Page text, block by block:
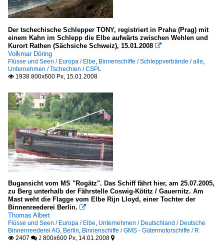
Der tschechische Schlepper TONY, registriert in Praha (Prag) mit
einem Kahn im Schlepp die Elbe aufwärts zwischen Wehlen und
Kurort Rathen (Sächsiche Schweiz), 15.01.2008 
Volkmar Döring
Flüsse und Seen / Europa / Elbe, Binnenschiffe / Schleppverbände / alle,
Unternehmen / Tschechien / CSPL
 1938 800x600 Px, 15.01.2008
Bugansicht vom MS "Rogätz". Das Schiff fährt hier, am 25.07.2005,
zu Berg unterhalb der Fährstelle Coswig-Kötitz / Gauernitz. Am
Mast weht die Flagge vom Elbe Rijn Lloyd, einer Tochter der
Binnenreederei Berlin. 
Thomas Albert
Flüsse und Seen / Europa / Elbe, Unternehmen / Deutschland / Deutsche
Binnenreederei AG, Berlin, Binnenschiffe / GMS - Gütermotorschiffe / R
 2407  2 800x600 Px, 14.01.2008 